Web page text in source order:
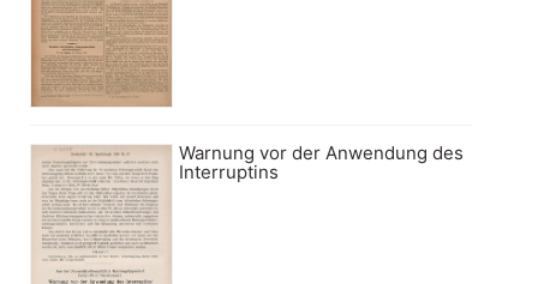
Warnung vor der Anwendung des
Interruptins